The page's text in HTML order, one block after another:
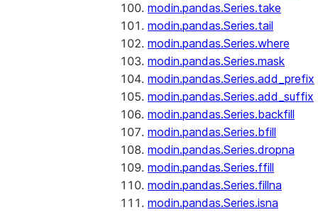
modin.pandas.Series.take
modin.pandas.Series.tail
modin.pandas.Series.where
modin.pandas.Series.mask
modin.pandas.Series.add_prefix
modin.pandas.Series.add_suffix
modin.pandas.Series.backfill
modin.pandas.Series.bfill
modin.pandas.Series.dropna
modin.pandas.Series.ffill
modin.pandas.Series.fillna
modin.pandas.Series.isna